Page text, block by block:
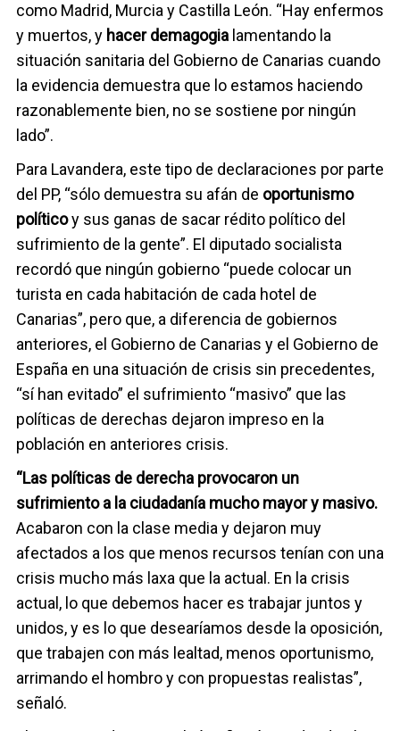
como Madrid, Murcia y Castilla León. “Hay enfermos
y muertos, y hacer demagogia lamentando la
situación sanitaria del Gobierno de Canarias cuando
la evidencia demuestra que lo estamos haciendo
razonablemente bien, no se sostiene por ningún
lado”.
Para Lavandera, este tipo de declaraciones por parte
del PP, “sólo demuestra su afán de oportunismo
políticoy sus ganas de sacar rédito político del
sufrimiento de la gente”. El diputado socialista
recordó que ningún gobierno “puede colocar un
turista en cada habitación de cada hotel de
Canarias”, pero que, a diferencia de gobiernos
anteriores, el Gobierno de Canarias y el Gobierno de
España en una situación de crisis sin precedentes,
“sí han evitado” el sufrimiento “masivo” que las
políticas de derechas dejaron impreso en la
población en anteriores crisis.
“Las políticas de derecha provocaron un
sufrimiento a la ciudadanía mucho mayor y masivo.
Acabaron con la clase media y dejaron muy
afectados a los que menos recursos tenían con una
crisis mucho más laxa que la actual. En la crisis
actual, lo que debemos hacer es trabajar juntos y
unidos, y es lo que desearíamos desde la oposición,
que trabajen con más lealtad, menos oportunismo,
arrimando el hombro y con propuestas realistas”,
señaló.